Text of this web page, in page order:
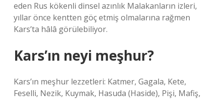
eden Rus kökenli dinsel azınlık Malakanların izleri,
yıllar önce kentten göç etmiş olmalarına rağmen
Kars’ta hâlâ görülebiliyor.
Kars’ın neyi meşhur?
Kars’ın meşhur lezzetleri: Katmer, Gagala, Kete,
Feselli, Nezik, Kuymak, Hasuda (Haside), Pişi, Mafiş,